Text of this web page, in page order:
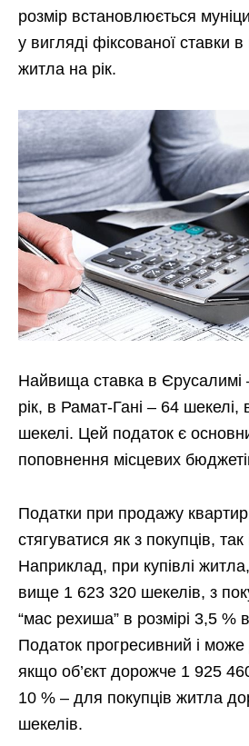
розмір встановлюється
у вигляді фіксованої ставки
житла на рік.
Найвища ставка в Єрусалимі
рік, в Рамат-Гані – 64
шекелі. Цей податок є
поповнення місцевих
Податки при продажу
стягуватися як з покупців, так
Наприклад, при купівлі
вище 1 623 320 шекелів, з
“мас рехиша” в розмірі 3,5 %
Податок прогресивний і може
якщо об’єкт дорожче 1 925
10 % – для покупців житла
шекелів.